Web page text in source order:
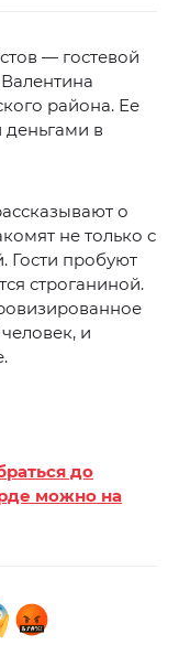
— гостевой
района. Ее
в
о
не только с
Гости пробуют
строганиной.
и
до
можно на